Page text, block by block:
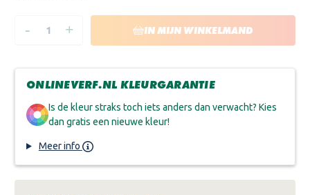
HOEVEELHEID
RUBBOL
PRIMER
- HOEVEELHEID
RUBBOL
PRIMER
+ IN MIJN WINKELMAND
ONLINEVERF.NL KLEURGARANTIE
Is de kleur straks toch iets anders dan verwacht? Kies
dan gratis een nieuwe kleur!
Meer info